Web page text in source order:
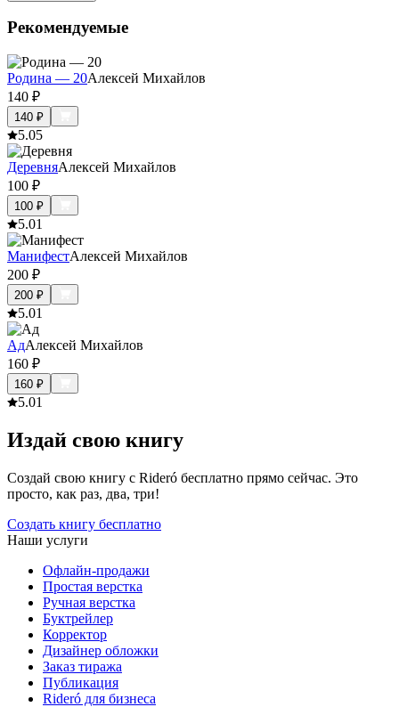
Рекомендуемые
Родина — 20Алексей Михайлов
140 ₽
140 ₽
5.05
ДеревняАлексей Михайлов
100 ₽
100 ₽
5.01
МанифестАлексей Михайлов
200 ₽
200 ₽
5.01
АдАлексей Михайлов
160 ₽
160 ₽
5.01
Издай свою книгу
Создай свою книгу с Rideró бесплатно прямо сейчас. Это
просто, как раз, два, три!
Создать книгу бесплатно
Наши услуги
Офлайн-продажи
Простая верстка
Ручная верстка
Буктрейлер
Корректор
Дизайнер обложки
Заказ тиража
Публикация
Rideró для бизнеса